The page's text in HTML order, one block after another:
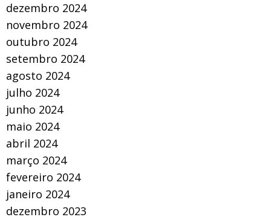
dezembro 2024
novembro 2024
outubro 2024
setembro 2024
agosto 2024
julho 2024
junho 2024
maio 2024
abril 2024
março 2024
fevereiro 2024
janeiro 2024
dezembro 2023